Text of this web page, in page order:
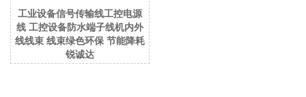
工业设备信号传输线工控电源
线 工控设备防水端子线机内外
线线束 线束绿色环保 节能降耗
锐诚达